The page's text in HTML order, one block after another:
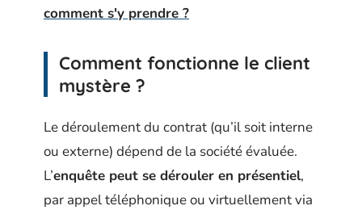
comment s'y prendre ?
Comment fonctionne le client
mystère ?
Le déroulement du contrat (qu’il soit interne
ou externe) dépend de la société évaluée.
L’enquête peut se dérouler en présentiel,
par appel téléphonique ou virtuellement via